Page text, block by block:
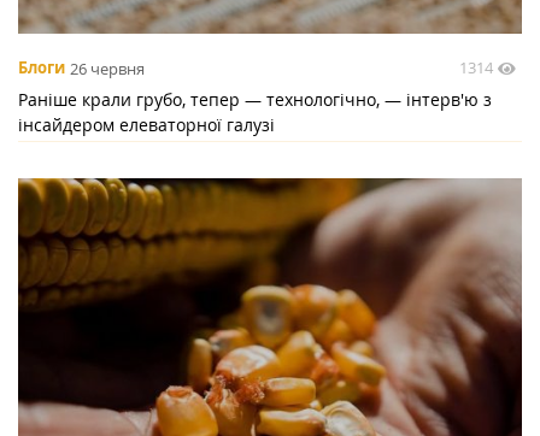
Блоги 26 червня 1314
Раніше крали грубо, тепер — технологічно, — інтерв'ю з
інсайдером елеваторної галузі